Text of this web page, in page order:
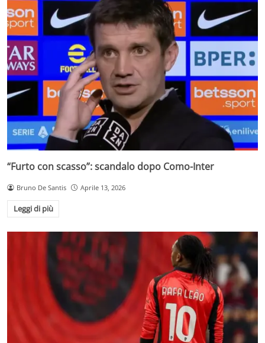
“Furto con scasso”: scandalo dopo Como-Inter
Bruno De Santis Aprile 13, 2026
Leggi di più